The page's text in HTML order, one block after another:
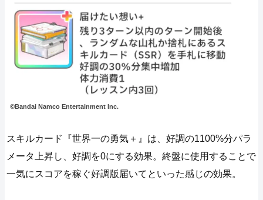
©Bandai Namco Entertainment Inc.
スキルカード『世界一の勇気＋』は、好調の1100%分パラ
メータ上昇し、好調を0にする効果。終盤に使用することで
一気にスコアを稼ぐ好調版届いてといった感じの効果。